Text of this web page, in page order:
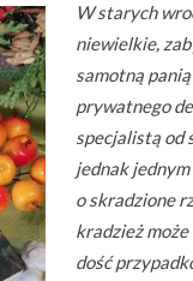
W starych
niewielkie,
samotną
prywatnego
specjalistą od
jednak
o skradzione
kradzież
dość